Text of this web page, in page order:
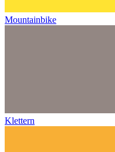
Mountainbike
Klettern